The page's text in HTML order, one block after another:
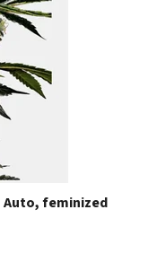
Auto, feminized